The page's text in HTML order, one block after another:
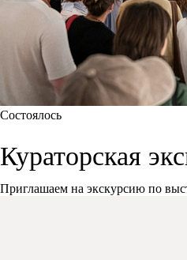
Состоялось
Кураторская
Приглашаем на экскурсию по